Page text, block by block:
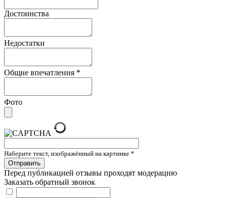
Достоинства
Недостатки
Общие впечатления *
Фото
Наберите текст, изображённый на картинке *
Перед публикацией отзывы проходят модерацию
Заказать обратный звонок